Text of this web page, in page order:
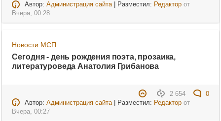
Автор: Администрация сайта| Разместил: Редакторот
Вчера, 00:28
Новости МСП
Сегодня - день рождения поэта, прозаика,
литературоведа Анатолия Грибанова
2 654
0
Автор: Администрация сайта| Разместил: Редакторот
Вчера, 00:27